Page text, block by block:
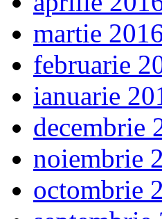
martie
februarie
ianuarie
decembrie
noiembrie
octombrie